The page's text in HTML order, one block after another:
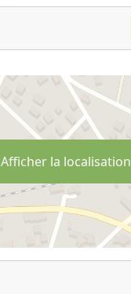
Afficher la localisation